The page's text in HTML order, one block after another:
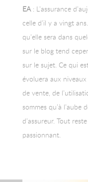
EA: L’assurance
celle d’il y a vingt
qu’elle sera dans
sur le blog tend
sur le sujet. Ce qui
évoluera aux
de vente, de
sommes qu’à
d’assureur. Tout
passionnant.